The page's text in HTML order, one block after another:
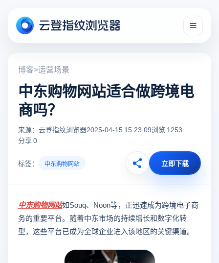
博客>运营场景
中东购物网站适合做跨境电
商吗？
来源：云登指纹浏览器2025-04-15 15:23:09浏览 1253
分享 0
标签： 中东购物网站 立即下载
中东购物网站如Souq、Noon等，正迅速成为跨境电子商
务的重要平台。随着中东市场的持续增长和数字化转
型，这些平台已成为全球企业进入该地区的关键渠道。